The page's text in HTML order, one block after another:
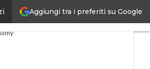
Aggiungi tra i preferiti su Google